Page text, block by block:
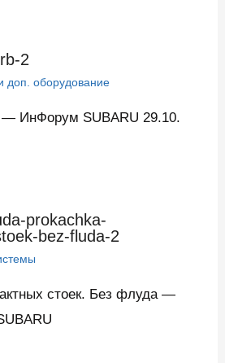
2
доп. оборудование
ИнФорум SUBARU 29.10.
prokachka-
bez-fluda-2
стоек. Без флуда —